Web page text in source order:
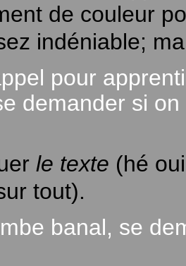
de couleur
indéniable;
pour
demander si
le texte (hé
tout).
banal, se